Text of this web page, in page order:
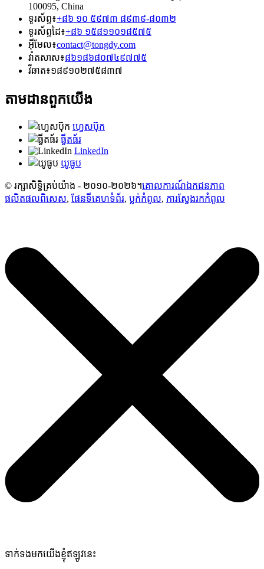
100095, China
ទូរស័ព្ទ៖+៨៦ ១០ ៥៩៧៣ ៨៩៣៩-៨០៣២
ទូរស័ព្ទដៃ៖+៨៦ ១៥៨១១០១៨៥៧៥
អ៊ីមែល៖contact@tongdy.com
វ៉ាតសាស៖៨៦១៨៦៨០៧៤៩៧៧៥
វីឆាត៖១៨៩១០២៧៥៨៣៧
តាមដានពួកយើង
ហ្វេសប៊ុក
ធ្វីតធ័រ
LinkedIn
យូធូប
© រក្សាសិទ្ធិគ្រប់យ៉ាង - ២០១០-២០២៦។គោលការណ៍ឯកជនភាព
ផលិតផលពិសេស, ផែនទីគេហទំព័រ, ប្លក់​កំពូល, ការស្វែងរកកំពូល
ទាក់ទងមកយើងខ្ញុំឥឡូវនេះ